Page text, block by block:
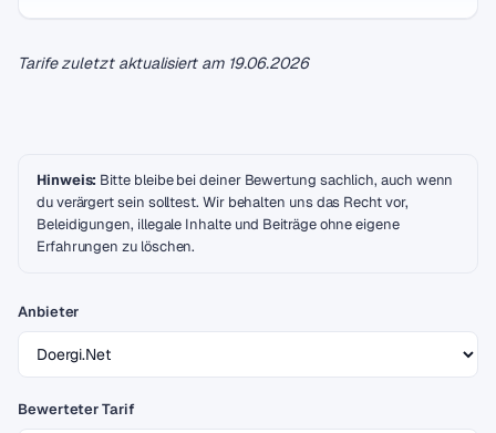
Tarife zuletzt aktualisiert am 19.06.2026
Hinweis: Bitte bleibe bei deiner Bewertung sachlich, auch wenn
du verärgert sein solltest. Wir behalten uns das Recht vor,
Beleidigungen, illegale Inhalte und Beiträge ohne eigene
Erfahrungen zu löschen.
Anbieter
Bewerteter Tarif